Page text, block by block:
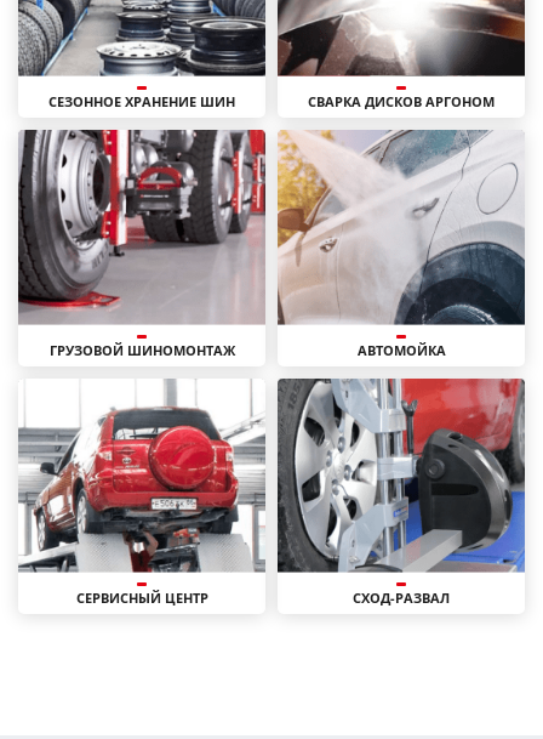
СЕЗОННОЕ ХРАНЕНИЕ ШИН СВАРКА ДИСКОВ АРГОНОМ
ГРУЗОВОЙ ШИНОМОНТАЖ АВТОМОЙКА
СЕРВИСНЫЙ ЦЕНТР СХОД-РАЗВАЛ